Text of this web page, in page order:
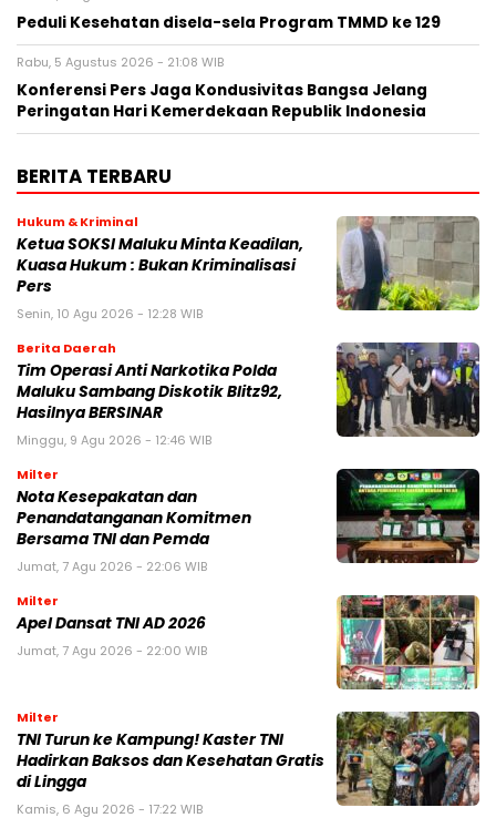
Peduli Kesehatan disela-sela Program TMMD ke 129
Rabu, 5 Agustus 2026 - 21:08 WIB
Konferensi Pers Jaga Kondusivitas Bangsa Jelang
Peringatan Hari Kemerdekaan Republik Indonesia
BERITA TERBARU
Hukum & Kriminal
Ketua SOKSI Maluku Minta Keadilan,
Kuasa Hukum : Bukan Kriminalisasi
Pers
Senin, 10 Agu 2026 - 12:28 WIB
Berita Daerah
Tim Operasi Anti Narkotika Polda
Maluku Sambang Diskotik Blitz92,
Hasilnya BERSINAR
Minggu, 9 Agu 2026 - 12:46 WIB
Milter
Nota Kesepakatan dan
Penandatanganan Komitmen
Bersama TNI dan Pemda
Jumat, 7 Agu 2026 - 22:06 WIB
Milter
Apel Dansat TNI AD 2026
Jumat, 7 Agu 2026 - 22:00 WIB
Milter
TNI Turun ke Kampung! Kaster TNI
Hadirkan Baksos dan Kesehatan Gratis
di Lingga
Kamis, 6 Agu 2026 - 17:22 WIB